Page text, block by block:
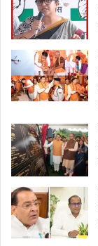
की गोपनीयता
पोलिंग एजेंटों
और पद्धति तथा
उल्लेख करते
अवधारणा पत्र
आयोग
घरेलू प्रवासी
लिए उनके
स्थान से उनके गृह
सुविधा प्रदान